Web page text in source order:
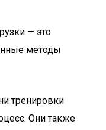
— это
методы
тренировки
Они также